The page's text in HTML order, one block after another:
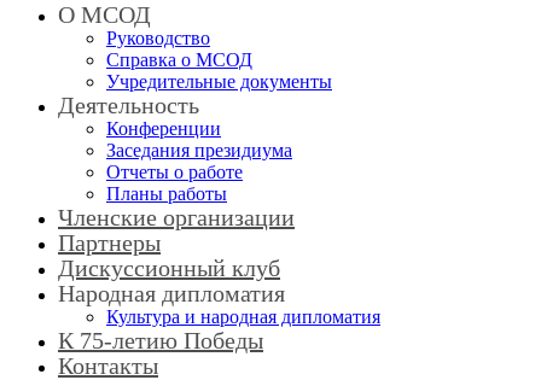
О МСОД
Руководство
Справка о МСОД
Учредительные документы
Деятельность
Конференции
Заседания президиума
Отчеты о работе
Планы работы
Членские организации
Партнеры
Дискуссионный клуб
Народная дипломатия
Культура и народная дипломатия
К 75-летию Победы
Контакты